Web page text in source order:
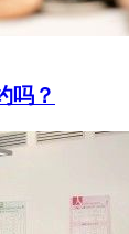
吗？